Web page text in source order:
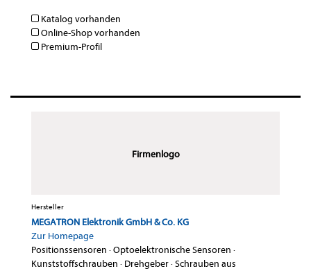
Katalog vorhanden
Online-Shop vorhanden
Premium-Profil
Firmenlogo
Hersteller
MEGATRON Elektronik GmbH & Co. KG
Zur Homepage
Positionssensoren ·Optoelektronische Sensoren ·
Kunststoffschrauben · Drehgeber·Schrauben aus